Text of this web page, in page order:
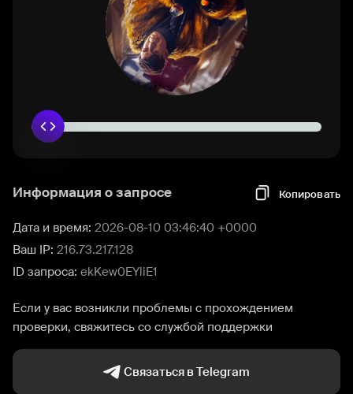
Информация о запросе Копировать
Дата и время: 2026-08-10 03:46:40 +0000
Ваш IP: 216.73.217.128
ID запроса: ekKew0EYliE1
Если у вас возникли проблемы с прохождением
проверки, свяжитесь со службой поддержки
Связаться в Telegram